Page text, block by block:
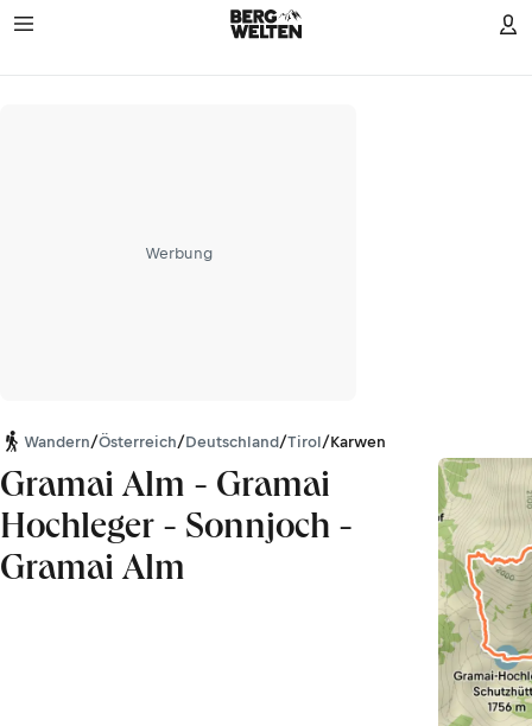
Werbung
Wandern/Österreich/Deutschland/Tirol/Karwendel
Gramai Alm - Gramai
Hochleger - Sonnjoch -
Gramai Alm